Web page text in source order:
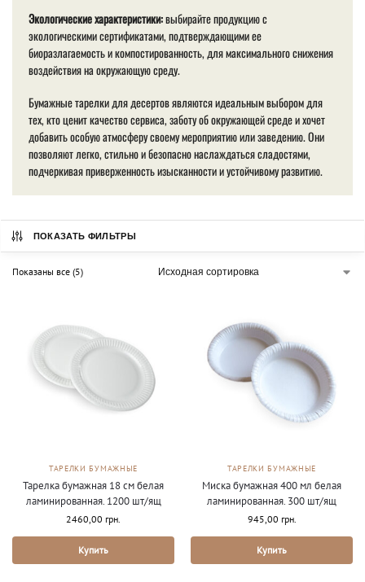
Экологические характеристики:выбирайте продукцию с
экологическими сертификатами, подтверждающими ее
биоразлагаемость и компостированность, для максимального снижения
воздействия на окружающую среду.
Бумажные тарелки для десертов являются идеальным выбором для
тех, кто ценит качество сервиса, заботу об окружающей среде и хочет
добавить особую атмосферу своему мероприятию или заведению. Они
позволяют легко, стильно и безопасно наслаждаться сладостями,
подчеркивая приверженность изысканности и устойчивому развитию.
ПОКАЗАТЬ ФИЛЬТРЫ
Показаны все (5)
ТАРЕЛКИ БУМАЖНЫЕ
Тарелка бумажная 18 см белая
ламинированная. 1200 шт/ящ
2460,00 грн.
Купить
ТАРЕЛКИ БУМАЖНЫЕ
Миска бумажная 400 мл белая
ламинированная. 300 шт/ящ
945,00 грн.
Купить